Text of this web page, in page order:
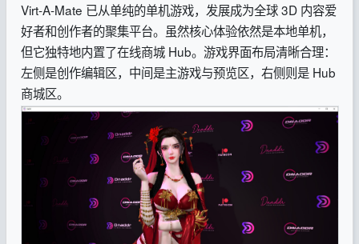
Virt-A-Mate 已从单纯的单机游戏，发展成为全球 3D 内容爱
好者和创作者的聚集平台。虽然核心体验依然是本地单机，
但它独特地内置了在线商城 Hub。游戏界面布局清晰合理：
左侧是创作编辑区，中间是主游戏与预览区，右侧则是 Hub
商城区。